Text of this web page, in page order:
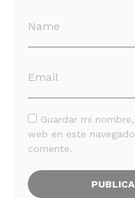
Guardar mi
web en este
comente.